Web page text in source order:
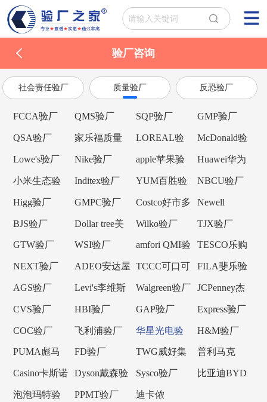
验厂咨询
社会责任验厂 质量验厂 反恐验厂
FCCA验厂 QMS验厂 SQP验厂 GMP验厂
QSA验厂
家乐福质量
验厂
LOREAL验
厂
McDonald验
厂
Lowe's验厂 Nike验厂
apple苹果验
厂
Huawei华为
验厂
小米生态验
厂
Inditex验厂
YUM百胜验
厂
NBCU验厂
Higg验厂 GMPC验厂
Costco好市多
验厂
Newell
Brands纽威验
厂
BJS验厂
Dollar tree美
元树验厂
Wilko验厂 TJX验厂
GTW验厂 WSI验厂
amfori QMI验
厂
TESCO乐购
验厂
NEXT验厂
ADEO安达屋
验厂
TCCC可口可
乐验厂
FILA斐乐验
厂
AGS验厂
Levi's李维斯
验厂
Walgreen验厂
JCPenney杰
西潘尼验厂
CVS验厂 HBI验厂 GAP验厂 Express验厂
COC验厂 飞利浦验厂
华星光电验
厂
H&M验厂
PUMA彪马
验厂
FD验厂
TWG威好集
团验厂
普利马克
Primark验厂
Casino卡斯诺
验厂
Dyson戴森验
厂
Sysco验厂
比亚迪BYD
泡泡玛特验
PPMT验厂
迪卡侬